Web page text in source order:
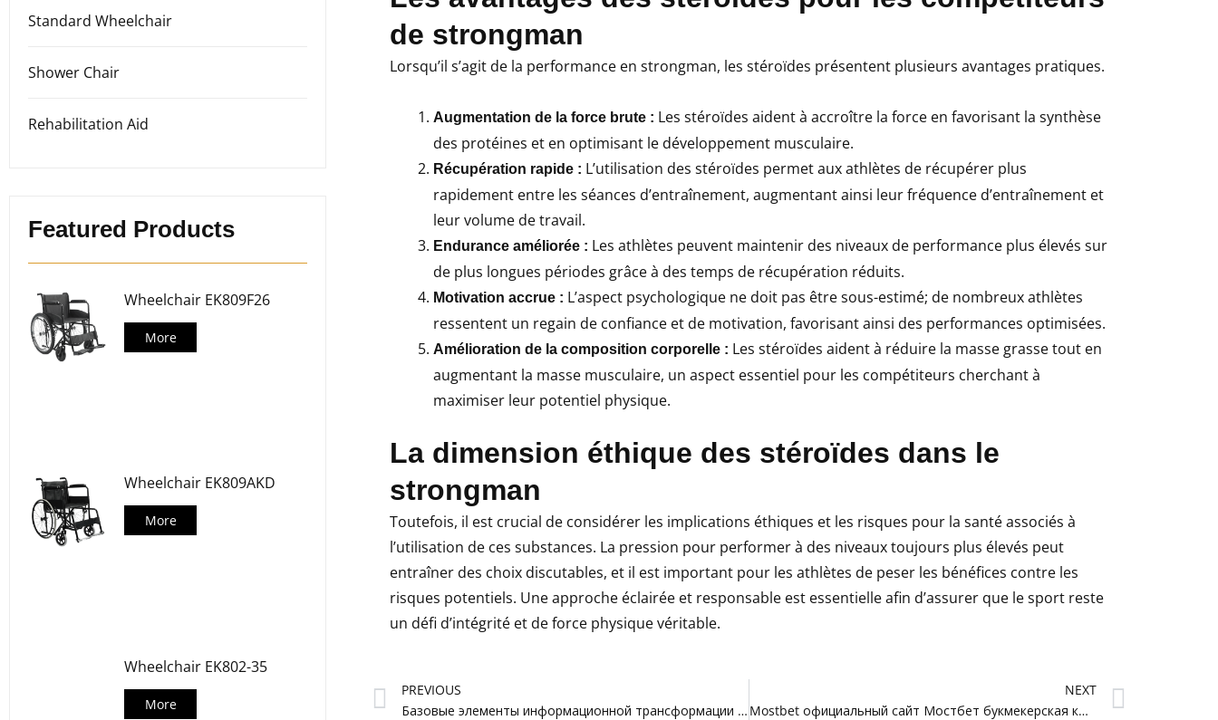
Standard Wheelchair
Shower Chair
Rehabilitation Aid
Featured Products
Wheelchair EK809F26
More
Wheelchair EK809AKD
More
Wheelchair EK802-35
More
de strongman
Lorsqu’il s’agit de la performance en strongman, les stéroïdes présentent plusieurs avantages pratiques.
Augmentation de la force brute : Les stéroïdes aident à accroître la force en favorisant la synthèse
des protéines et en optimisant le développement musculaire.
Récupération rapide : L’utilisation des stéroïdes permet aux athlètes de récupérer plus
rapidement entre les séances d’entraînement, augmentant ainsi leur fréquence d’entraînement et
leur volume de travail.
Endurance améliorée : Les athlètes peuvent maintenir des niveaux de performance plus élevés sur
de plus longues périodes grâce à des temps de récupération réduits.
Motivation accrue : L’aspect psychologique ne doit pas être sous-estimé; de nombreux athlètes
ressentent un regain de confiance et de motivation, favorisant ainsi des performances optimisées.
Amélioration de la composition corporelle : Les stéroïdes aident à réduire la masse grasse tout en
augmentant la masse musculaire, un aspect essentiel pour les compétiteurs cherchant à
maximiser leur potentiel physique.
La dimension éthique des stéroïdes dans le
strongman
Toutefois, il est crucial de considérer les implications éthiques et les risques pour la santé associés à
l’utilisation de ces substances. La pression pour performer à des niveaux toujours plus élevés peut
entraîner des choix discutables, et il est important pour les athlètes de peser les bénéfices contre les
risques potentiels. Une approche éclairée et responsable est essentielle afin d’assurer que le sport reste
un défi d’intégrité et de force physique véritable.
Prev
PREVIOUS
Базовые элементы информационной трансформации бизнеса
NEXT
Mostbet официальный сайт Мостбет букмекерская контора и казино.6839